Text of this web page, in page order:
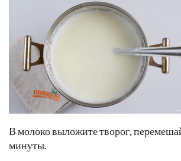
В молоко выложите творог,
минуты.